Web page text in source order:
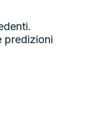
predizioni